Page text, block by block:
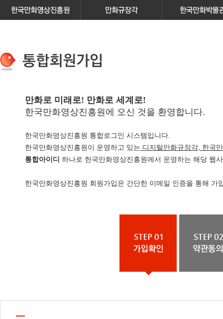
만화로 미래로! 만화로 세계로!
한국만화영상진흥원에 오신 것을 환영합니다.
한국만화영상진흥원 통합로그인 시스템입니다.
한국만화영상진흥원이 운영하고 있는 디지털만화규장각, 한국
통합아이디 하나로 한국만화영상진흥원에서 운영하는 해당 웹
한국만화영상진흥원 회원가입은 간단한 이메일 인증을 통해 가